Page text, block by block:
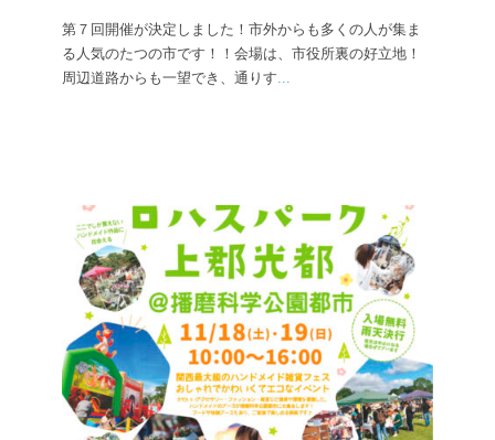
第７回開催が決定しました！市外からも多くの人が集ま
る人気のたつの市です！！会場は、市役所裏の好立地！
周辺道路からも一望でき、通りす...